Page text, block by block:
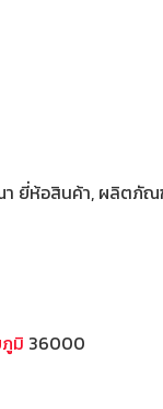
ยี่ห้อสินค้า, ผลิตภั
มิ 36000